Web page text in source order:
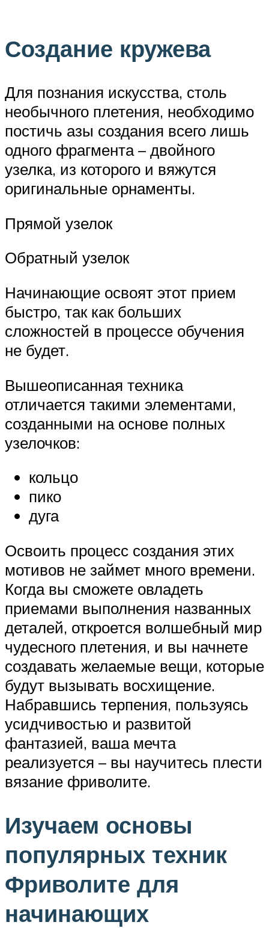
Создание кружева
Для познания искусства, столь
необычного плетения, необходимо
постичь азы создания всего лишь
одного фрагмента – двойного
узелка, из которого и вяжутся
оригинальные орнаменты.
Прямой узелок
Обратный узелок
Начинающие освоят этот прием
быстро, так как больших
сложностей в процессе обучения
не будет.
Вышеописанная техника
отличается такими элементами,
созданными на основе полных
узелочков:
кольцо
пико
дуга
Освоить процесс создания этих
мотивов не займет много времени.
Когда вы сможете овладеть
приемами выполнения названных
деталей, откроется волшебный мир
чудесного плетения, и вы начнете
создавать желаемые вещи, которые
будут вызывать восхищение.
Набравшись терпения, пользуясь
усидчивостью и развитой
фантазией, ваша мечта
реализуется – вы научитесь плести
вязание фриволите.
Изучаем основы
популярных техник
Фриволите для
начинающих